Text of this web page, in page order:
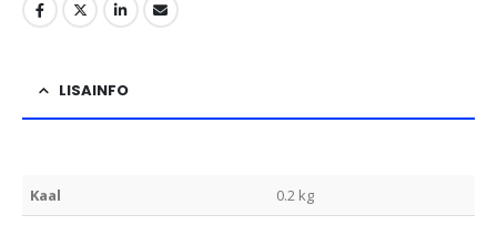
LISAINFO
Kaal 0.2 kg